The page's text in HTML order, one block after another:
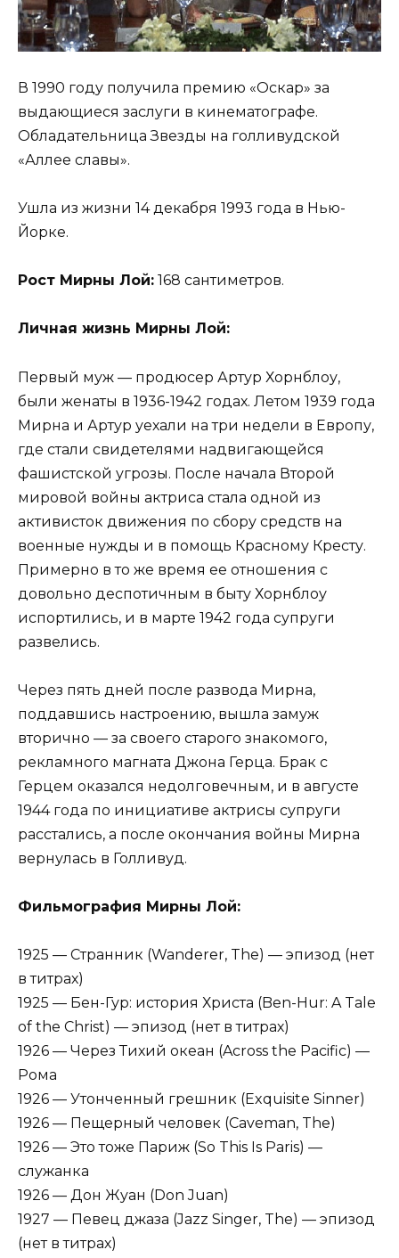
В 1990 году получила премию «Оскар» за
выдающиеся заслуги в кинематографе.
Обладательница Звезды на голливудской
«Аллее славы».
Ушла из жизни 14 декабря 1993 года в Нью-
Йорке.
Рост Мирны Лой: 168 сантиметров.
Личная жизнь Мирны Лой:
Первый муж — продюсер Артур Хорнблоу,
были женаты в 1936-1942 годах. Летом 1939 года
Мирна и Артур уехали на три недели в Европу,
где стали свидетелями надвигающейся
фашистской угрозы. После начала Второй
мировой войны актриса стала одной из
активисток движения по сбору средств на
военные нужды и в помощь Красному Кресту.
Примерно в то же время ее отношения с
довольно деспотичным в быту Хорнблоу
испортились, и в марте 1942 года супруги
развелись.
Через пять дней после развода Мирна,
поддавшись настроению, вышла замуж
вторично — за своего старого знакомого,
рекламного магната Джона Герца. Брак с
Герцем оказался недолговечным, и в августе
1944 года по инициативе актрисы супруги
расстались, а после окончания войны Мирна
вернулась в Голливуд.
Фильмография Мирны Лой:
1925 — Странник (Wanderer, The) — эпизод (нет
в титрах)
1925 — Бен-Гур: история Христа (Ben-Hur: A Tale
of the Christ) — эпизод (нет в титрах)
1926 — Через Тихий океан (Across the Pacific) —
Рома
1926 — Утонченный грешник (Exquisite Sinner)
1926 — Пещерный человек (Caveman, The)
1926 — Это тоже Париж (So This Is Paris) —
служанка
1926 — Дон Жуан (Don Juan)
1927 — Певец джаза (Jazz Singer, The) — эпизод
(нет в титрах)